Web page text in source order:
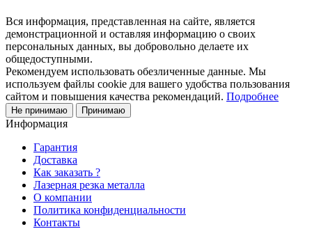
Вся информация, представленная на сайте, является
демонстрационной и оставляя информацию о своих
персональных данных, вы добровольно делаете их
общедоступными.
Рекомендуем использовать обезличенные данные. Мы
используем файлы cookie для вашего удобства пользования
сайтом и повышения качества рекомендаций. Подробнее
Не принимаю Принимаю
Информация
Гарантия
Доставка
Как заказать ?
Лазерная резка металла
О компании
Политика конфиденциальности
Контакты